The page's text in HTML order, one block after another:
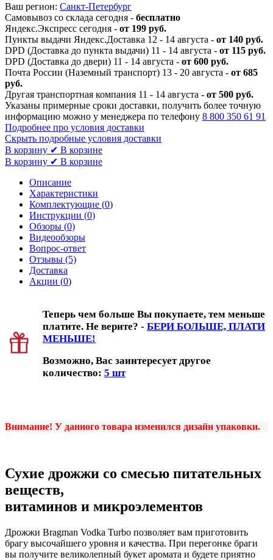
Ваш регион: Санкт-Петербург
Самовывоз со склада сегодня - бесплатно
Яндекс.Экспресс сегодня - от 199 руб.
Пункты выдачи Яндекс.Доставка 12 - 14 августа - от 140 руб.
DPD (Доставка до пункта выдачи) 11 - 14 августа - от 115 руб.
DPD (Доставка до двери) 11 - 14 августа - от 600 руб.
Почта России (Наземный транспорт) 13 - 20 августа - от 685
руб.
Другая транспортная компания 11 - 14 августа - от 500 руб.
Указаны примерные сроки доставки, получить более точную
информацию можно у менеджера по телефону 8 800 350 61 91
Подробнее про условия доставки
Скрыть подробные условия доставки
В корзину ✔ В корзине
В корзину ✔ В корзине
Описание
Характеристики
Комплектующие (0)
Инструкции (0)
Обзоры (0)
Видеообзоры
Вопрос-ответ
Отзывы (5)
Доставка
Акции (0)
Теперь чем больше Вы покупаете, тем меньше
платите. Не верите? - БЕРИ БОЛЬШЕ, ПЛАТИ
МЕНЬШЕ!
Возможно, Вас заинтересует другое
количество: 5 шт
Внимание! У данного товара изменился дизайн упаковки.
Сухие дрожжи со смесью питательных
веществ,
витаминов и микроэлементов
Дрожжи Bragman Vodka Turbo позволяет вам приготовить
брагу высочайшего уровня и качества. При перегонке браги
вы получите великолепный букет аромата и будете приятно